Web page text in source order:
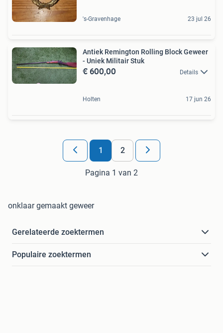
's-Gravenhage 23 jul 26
Antiek Remington Rolling Block Geweer
- Uniek Militair Stuk
€ 600,00 Details
Holten 17 jun 26
1 2
Pagina 1 van 2
onklaar gemaakt geweer
Gerelateerde zoektermen
Populaire zoektermen